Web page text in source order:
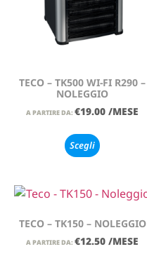
TECO – TK500 WI-FI R290 –
NOLEGGIO
A PARTIRE DA: €19.00 /MESE
Scegli
TECO – TK150 – NOLEGGIO
A PARTIRE DA: €12.50 /MESE